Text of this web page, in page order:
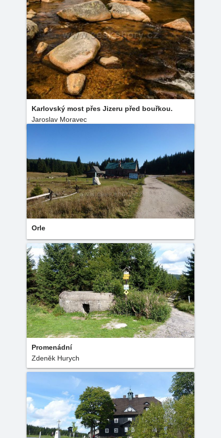
Karlovský most přes Jizeru před bouřkou.
Jaroslav Moravec
Orle
Promenádní
Zdeněk Hurych